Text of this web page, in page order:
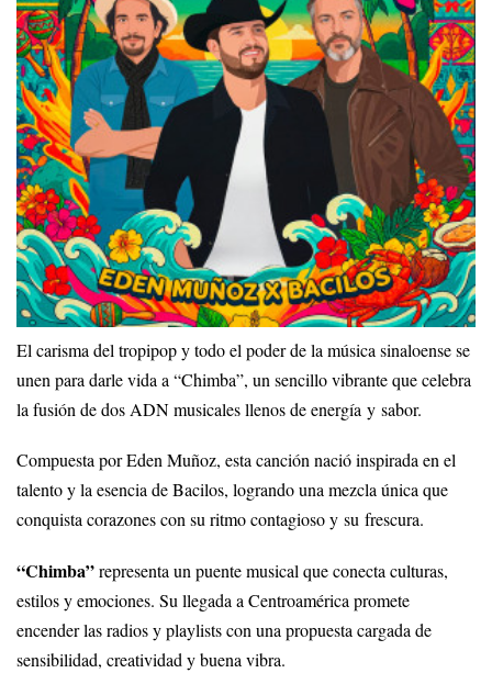
El carisma del tropipop y todo el poder de la música sinaloense se
unen para darle vida a “Chimba”, un sencillo vibrante que celebra
la fusión de dos ADN musicales llenos de energía y sabor.
Compuesta por Eden Muñoz, esta canción nació inspirada en el
talento y la esencia de Bacilos, logrando una mezcla única que
conquista corazones con su ritmo contagioso y su frescura.
“Chimba”representa un puente musical que conecta culturas,
estilos y emociones. Su llegada a Centroamérica promete
encender las radios y playlists con una propuesta cargada de
sensibilidad, creatividad y buena vibra.